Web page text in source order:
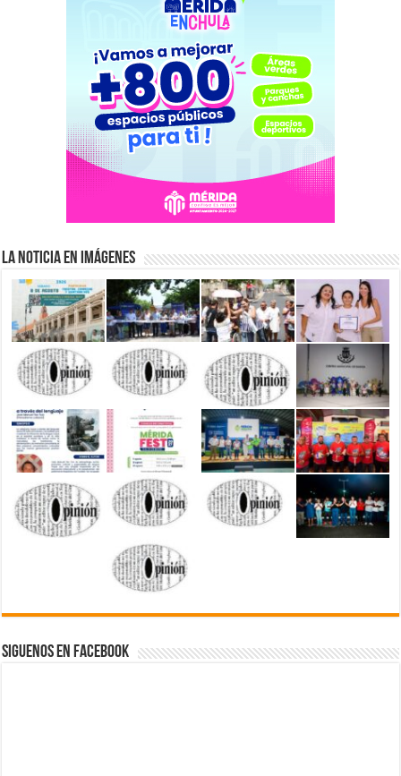
La Noticia en Imágenes
Siguenos en Facebook